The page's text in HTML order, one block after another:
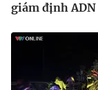
giám định ADN